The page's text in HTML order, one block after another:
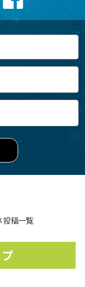
投稿一覧